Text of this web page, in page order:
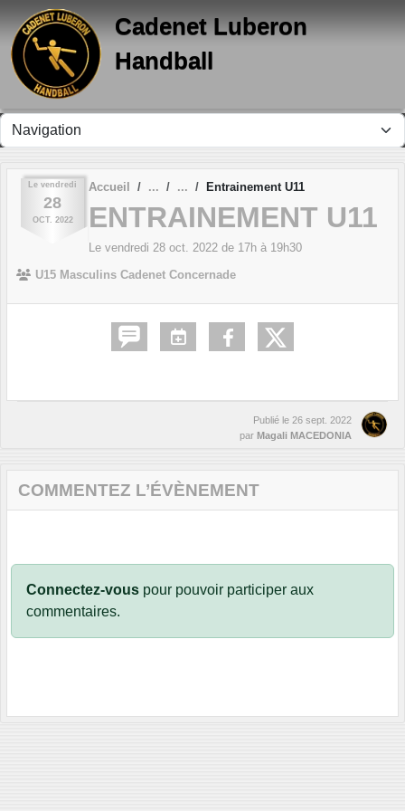
Cadenet Luberon
Handball
Le vendredi
28
OCT. 2022
Accueil Entrainement U11
ENTRAINEMENT U11
Le vendredi 28 oct. 2022 de 17h à 19h30
U15 Masculins Cadenet Concernade
Publié le 26 sept. 2022
par Magali MACEDONIA
COMMENTEZ L’ÉVÈNEMENT
Connectez-vous pour pouvoir participer aux
commentaires.
Panneau de gestion des cookies